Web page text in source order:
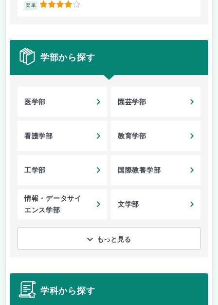
楽単 4
学部から探す
医学部 園芸学部
看護学部 教育学部
工学部 国際教養学部
情報・データサイ
エンス学部
文学部
もっと見る
学科から探す